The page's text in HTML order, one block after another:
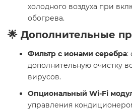
холодного воздуха при
обогрева.
🌟 Дополнительные
Фильтр с ионами серебра:
дополнительную очистку
вирусов.
Опциональный Wi-Fi
управления